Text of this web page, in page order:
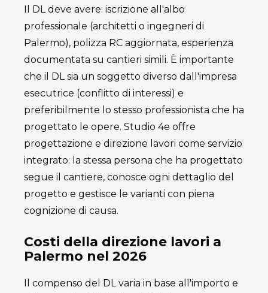
Il DL deve avere: iscrizione all'albo
professionale (architetti o ingegneri di
Palermo), polizza RC aggiornata, esperienza
documentata su cantieri simili. È importante
che il DL sia un soggetto diverso dall'impresa
esecutrice (conflitto di interessi) e
preferibilmente lo stesso professionista che ha
progettato le opere. Studio 4e offre
progettazione e direzione lavori come servizio
integrato: la stessa persona che ha progettato
segue il cantiere, conosce ogni dettaglio del
progetto e gestisce le varianti con piena
cognizione di causa.
Costi della direzione lavori a
Palermo nel 2026
Il compenso del DL varia in base all'importo e